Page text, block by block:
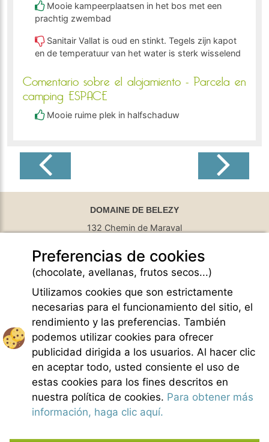
Mooie kampeerplaatsen in het bos met een
prachtig zwembad
Sanitair Vallat is oud en stinkt. Tegels zijn kapot
en de temperatuur van het water is sterk wisselend
Comentario sobre el alojamiento - Parcela en
camping ESPACE
Mooie ruime plek in halfschaduw
DOMAINE DE BELEZY
132 Chemin de Maraval
GPS Latitude : 44.130661010742187
GPS Longitude : 5.1876931190490723
E-mail :belezy@libranoo.com
Tél : +33(0)4 90 65 60 18
Newsletter France 4 Naturisme
Hacer una pregunta
Charte of naturist living
Menciones legales
Condiciones generales de Venta
Creditos fotos
Contacto
Nuestros colaboradores
Preferencias de cookies
(chocolate, avellanas, frutos secos...)
Utilizamos cookies que son estrictamente
necesarias para el funcionamiento del sitio, el
rendimiento y las preferencias. También
podemos utilizar cookies para ofrecer
publicidad dirigida a los usuarios. Al hacer clic
en aceptar todo, usted consiente el uso de
estas cookies para los fines descritos en
nuestra política de cookies. Para obtener más
información, haga clic aquí.